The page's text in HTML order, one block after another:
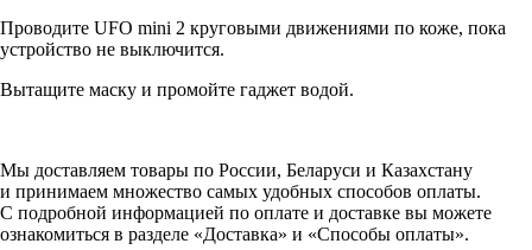
Проводите UFO mini 2 круговыми движениями по коже, пока
устройство не выключится.
Вытащите маску и промойте гаджет водой.
Мы доставляем товары по России, Беларуси и Казахстану
и принимаем множество самых удобных способов оплаты.
С подробной информацией по оплате и доставке вы можете
ознакомиться в разделе «Доставка» и «Способы оплаты».